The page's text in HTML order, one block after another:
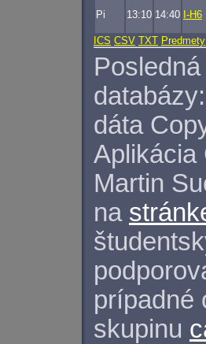
Pi 13:10 14:40 I-H6
ICS CSV TXT Predmety
databázy:
dáta
Aplikácia
Martin
na
prípadné
skupinu